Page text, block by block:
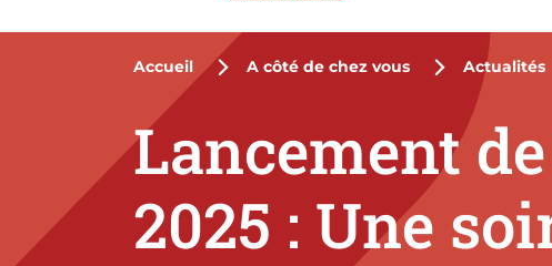
Accueil A côté de chez vous Actualités
Lancement
2025 : Une